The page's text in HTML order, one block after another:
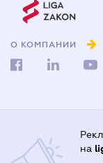
О КОМПАНИИ
на